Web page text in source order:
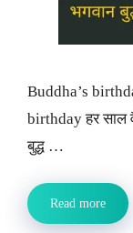
Buddha’s
birthday हर साल
बुद्ध …
Read more